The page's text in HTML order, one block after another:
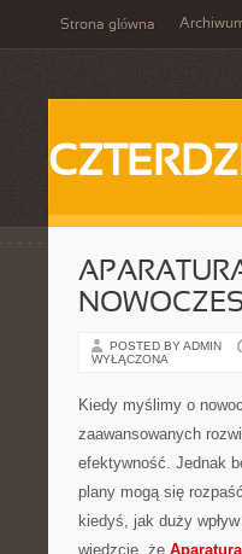
Strona główna
POSTED BY ADMIN
WYŁĄCZONA
Kiedy myślimy o
zaawansowanych
efektywność. Jednak
plany mogą się
kiedyś, jak duży
wiedzcie, że